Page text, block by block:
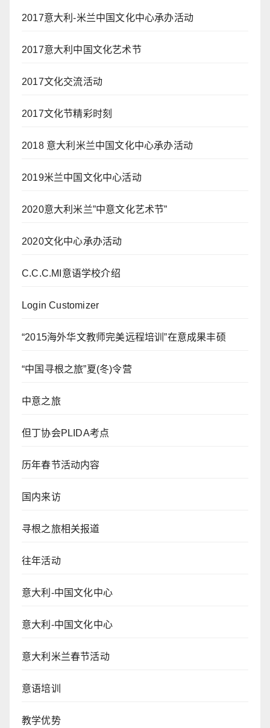
2017意大利-米兰中国文化中心承办活动
2017意大利中国文化艺术节
2017文化交流活动
2017文化节精彩时刻
2018 意大利米兰中国文化中心承办活动
2019米兰中国文化中心活动
2020意大利米兰”中意文化艺术节”
2020文化中心承办活动
C.C.C.MI意语学校介绍
Login Customizer
“2015海外华文教师完美远程培训”在意成果丰硕
“中国寻根之旅”夏(冬)令营
中意之旅
但丁协会PLIDA考点
历年春节活动内容
国内来访
寻根之旅相关报道
往年活动
意大利-中国文化中心
意大利-中国文化中心
意大利米兰春节活动
意语培训
教学优势